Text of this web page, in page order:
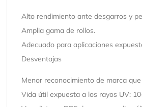
Alto rendimiento ante desgarros y
Amplia gama de rollos.
Adecuado para aplicaciones
Desventajas
Menor reconocimiento de marca
Vida útil expuesta a los rayos UV: